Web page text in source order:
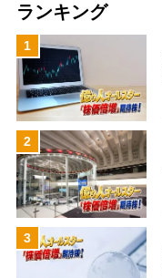
ランキング
1
2
3